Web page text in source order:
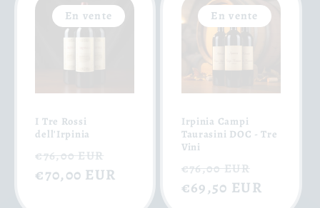
En vente
I Tre Rossi
dell'Irpinia
Prix
habituel
€76,00 EUR
soldé
€70,00 EUR
En vente
Irpinia Campi
Taurasini DOC - Tre
Vini
Prix
habituel
€76,00 EUR
soldé
€69,50 EUR